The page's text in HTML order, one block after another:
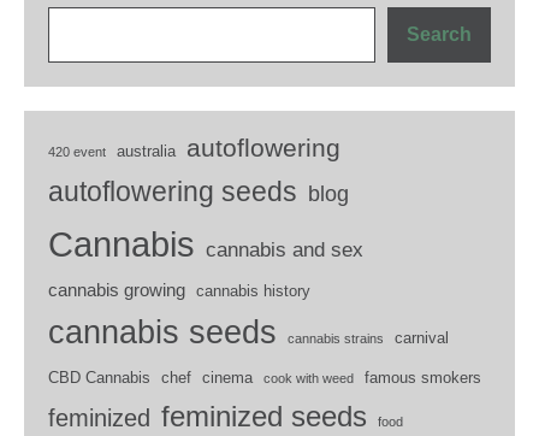
Search
420 event australia autoflowering
autoflowering seeds blog
Cannabis cannabis and sex
cannabis growing cannabis history
cannabis seeds cannabis strains carnival
CBD Cannabis chef cinema cook with weed famous smokers
feminized feminized seeds food